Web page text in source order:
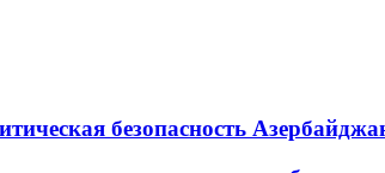
безопасность